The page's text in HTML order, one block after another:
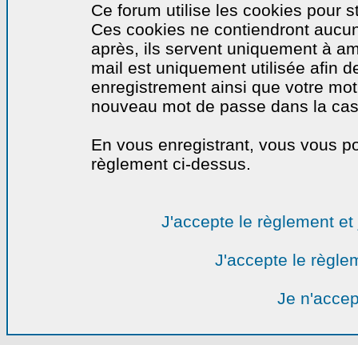
Ce forum utilise les cookies pour
Ces cookies ne contiendront
après, ils servent uniquement à
mail est uniquement utilisée afin
enregistrement ainsi que votre
nouveau mot de passe dans la
En vous enregistrant, vous vous
règlement ci-dessus.
J'accepte le règlement
J'accepte le
Je